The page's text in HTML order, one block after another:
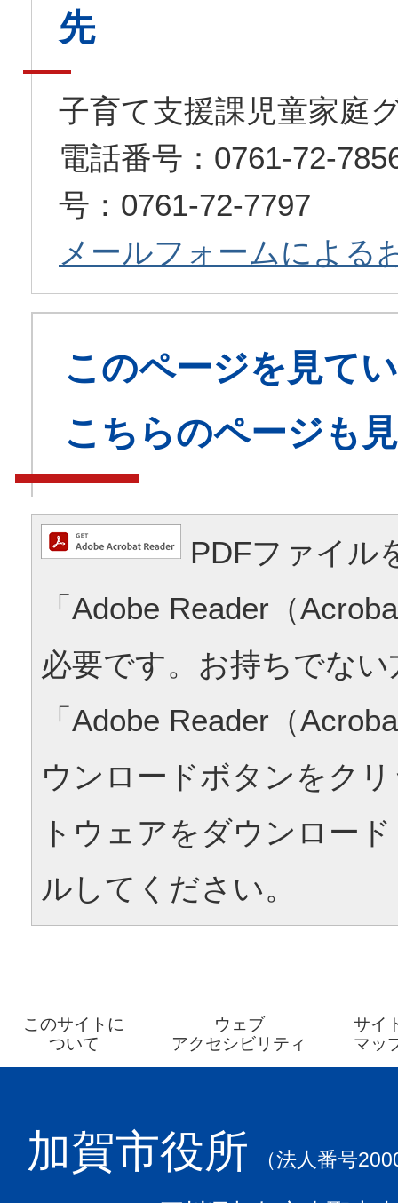
先
子育て支援課児童家庭
電話番号：0761-72-
号：0761-72-7797
メールフォームによる
このページを見て
こちらのページも
PDFファイル
「Adobe Reader（
必要です。お持ちでな
「Adobe Reader（
ウンロードボタンをク
トウェアをダウンロー
ルしてください。
このサイトに
ついて
ウェブ
アクセシビリティ
サイ
マッ
加賀市役所 （法人番号